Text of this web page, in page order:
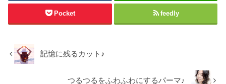
Pocket feedly
記憶に残るカット♪
つるつるをふわふわにするパーマ♪